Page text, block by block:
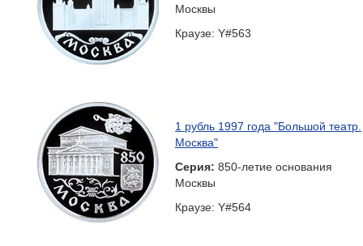
Москвы
Краузе: Y#563
1 рубль 1997 года "Большой театр.
Москва"
Серия: 850-летие основания
Москвы
Краузе: Y#564